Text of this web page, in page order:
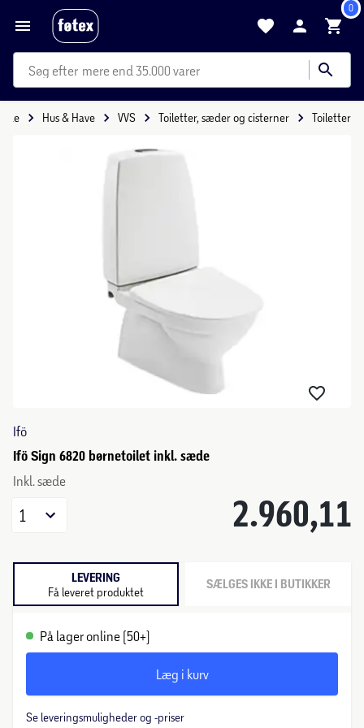
0
mere end 35.000 varer
Hus & Have VVS Toiletter, sæder og cisterner Toiletter
Ifö
Ifö Sign 6820 børnetoilet inkl. sæde
Inkl. sæde
2.960,11
1
LEVERING
Få leveret produktet SÆLGES IKKE I BUTIKKER
På lager online (50+)
Læg i kurv
Se leveringsmuligheder og -priser